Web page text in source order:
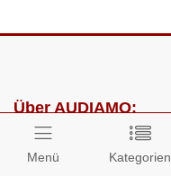
Menü Kategorien
Über AUDIAMO:
Impressum